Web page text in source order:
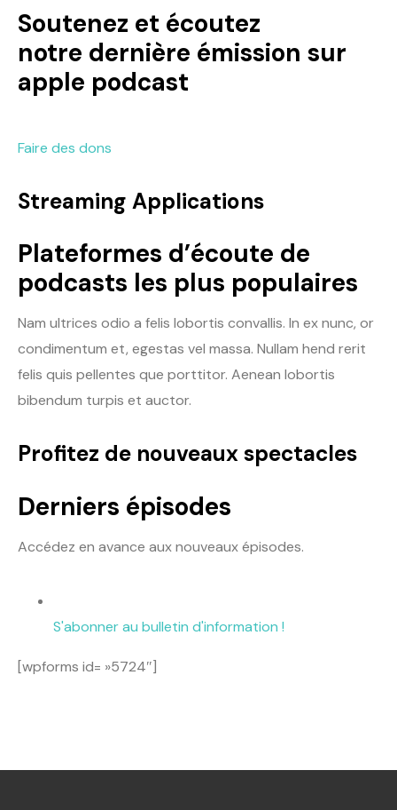
Soutenez et écoutez
notre dernière émission sur
apple podcast
Faire des dons
Streaming Applications
Plateformes d’écoute de
podcasts les plus populaires
Nam ultrices odio a felis lobortis convallis. In ex nunc, or
condimentum et, egestas vel massa. Nullam hend rerit
felis quis pellentes que porttitor. Aenean lobortis
bibendum turpis et auctor.
Profitez de nouveaux spectacles
Derniers épisodes
Accédez en avance aux nouveaux épisodes.
S'abonner au bulletin d'information !
[wpforms id= »5724″]